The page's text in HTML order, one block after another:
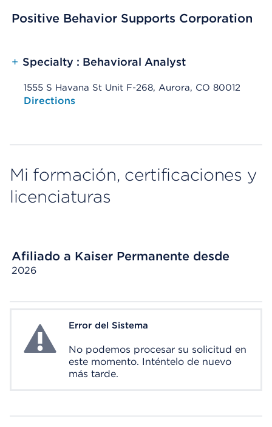
Positive Behavior Supports Corporation
+ Specialty : Behavioral Analyst
1555 S Havana St Unit F-268, Aurora, CO 80012
Opens native map application on mobile devices
Directions
Mi formación, certificaciones y
licenciaturas
Afiliado a Kaiser Permanente desde
2026
System ErrorError del Sistema
No podemos procesar su solicitud en
este momento. Inténtelo de nuevo
más tarde.